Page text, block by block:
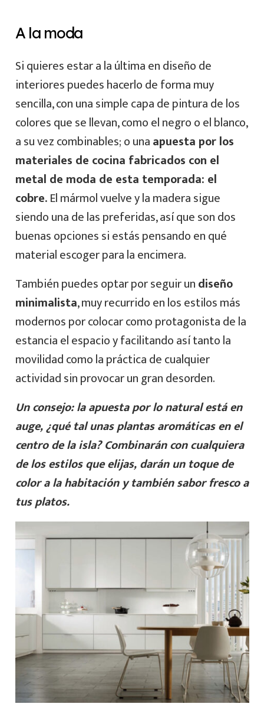
A la moda
Si quieres estar a la última en diseño de
interiores puedes hacerlo de forma muy
sencilla, con una simple capa de pintura de los
colores que se llevan, como el negro o el blanco,
a su vez combinables; o unaapuesta por los
materiales de cocina fabricados con el
metal de moda de esta temporada: el
cobre.El mármol vuelve y la madera sigue
siendo una de las preferidas, así que son dos
buenas opciones si estás pensando en qué
material escoger para la encimera.
También puedes optar por seguir undiseño
minimalista, muy recurrido en los estilos más
modernos por colocar como protagonista de la
estancia el espacio y facilitando así tanto la
movilidad como la práctica de cualquier
actividad sin provocar un gran desorden.
Un consejo: la apuesta por lo natural está en
auge, ¿qué tal unas plantas aromáticas en el
centro de la isla? Combinarán con cualquiera
de los estilos que elijas, darán un toque de
color a la habitación y también sabor fresco a
tus platos.